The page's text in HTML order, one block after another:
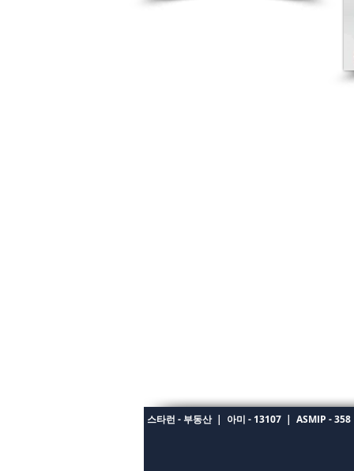
스타런 - 부동산 | 아미 - 13107 | ASMIP - 358